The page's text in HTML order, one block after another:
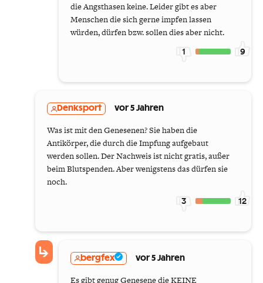
die Angsthasen keine. Leider gibt es aber
Menschen die sich gerne impfen lassen
würden, dürfen bzw. sollen dies aber nicht.
1 9
Denksport vor 5 Jahren
Was ist mit den Genesenen? Sie haben die
Antikörper, die durch die Impfung aufgebaut
werden sollen. Der Nachweis ist nicht gratis, außer
beim Blutspenden. Aber wenigstens das dürfen sie
noch.
3 12
bergfex vor 5 Jahren
Es gibt genug Genesene die KEINE